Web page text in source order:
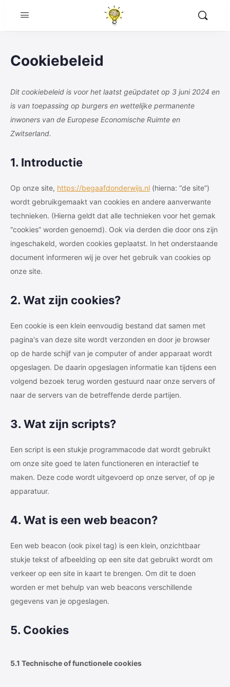
Cookiebeleid
Dit cookiebeleid is voor het laatst geüpdatet op 3 juni 2024 en
is van toepassing op burgers en wettelijke permanente
inwoners van de Europese Economische Ruimte en
Zwitserland.
1. Introductie
Op onze site, https://begaafdonderwijs.nl (hierna: “de site”)
wordt gebruikgemaakt van cookies en andere aanverwante
technieken. (Hierna geldt dat alle technieken voor het gemak
“cookies” worden genoemd). Ook via derden die door ons zijn
ingeschakeld, worden cookies geplaatst. In het onderstaande
document informeren wij je over het gebruik van cookies op
onze site.
2. Wat zijn cookies?
Een cookie is een klein eenvoudig bestand dat samen met
pagina's van deze site wordt verzonden en door je browser
op de harde schijf van je computer of ander apparaat wordt
opgeslagen. De daarin opgeslagen informatie kan tijdens een
volgend bezoek terug worden gestuurd naar onze servers of
naar de servers van de betreffende derde partijen.
3. Wat zijn scripts?
Een script is een stukje programmacode dat wordt gebruikt
om onze site goed te laten functioneren en interactief te
maken. Deze code wordt uitgevoerd op onze server, of op je
apparatuur.
4. Wat is een web beacon?
Een web beacon (ook pixel tag) is een klein, onzichtbaar
stukje tekst of afbeelding op een site dat gebruikt wordt om
verkeer op een site in kaart te brengen. Om dit te doen
worden er met behulp van web beacons verschillende
gegevens van je opgeslagen.
5. Cookies
5.1 Technische of functionele cookies